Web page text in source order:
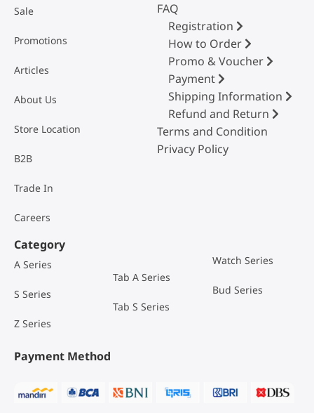
Sale
Promotions
Articles
About Us
Store Location
B2B
Trade In
Careers
FAQ
Registration
How to Order
Promo & Voucher
Payment
Shipping Information
Refund and Return
Terms and Condition
Privacy Policy
Category
A Series
S Series
Z Series
Tab A Series
Tab S Series
Watch Series
Bud Series
Payment Method